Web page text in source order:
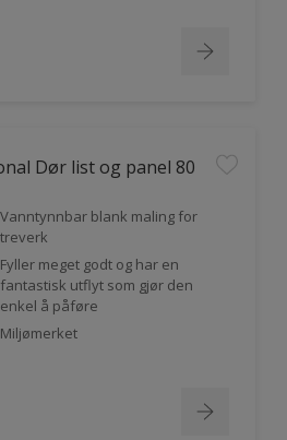
Dør list og panel 80
Vanntynnbar blank maling for
treverk
Fyller meget godt og har en
fantastisk utflyt som gjør den
enkel å påføre
Miljømerket